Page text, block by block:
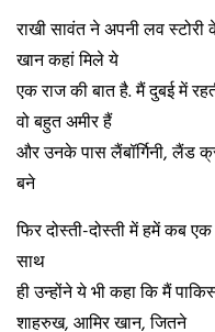
राखी सावंत ने अपनी लव
खान कहां मिले ये
एक राज की बात है. मैं दुबई में
वो बहुत अमीर हैं
और उनके पास लैंबॉर्गिनी, लैंड
बने
फिर दोस्ती-दोस्ती में हमें कब
साथ
ही उन्होंने ये भी कहा कि मैं
शाहरुख, आमिर खान, जितने